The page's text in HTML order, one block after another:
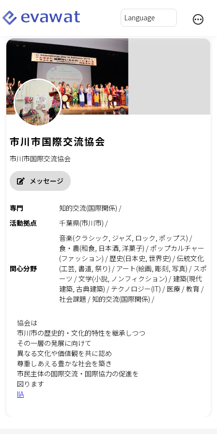
市川市国際交流協会
市川市国際交流協会
メッセージ
専門
知的交流(国際関係) /
活動拠点
千葉県(市川市) /
関心分野
音楽(クラシック, ジャズ, ロック, ポップス) /
食・農(和食, 日本酒, 洋菓子) / ポップカルチャー
(ファッション) / 歴史(日本史, 世界史) / 伝統文化
(工芸, 書道, 祭り) / アート(絵画, 彫刻, 写真) / スポ
ーツ / 文学(小説, ノンフィクション) / 建築(現代
建築, 古典建築) / テクノロジー(IT) / 医療 / 教育 /
社会課題 / 知的交流(国際関係) /
協会は
市川市の歴史的・文化的特性を継承しつつ
その一層の発展に向けて
異なる文化や価値観を共に認め
尊重しあえる豊かな社会を築き
市民主体の国際交流・国際協力の促進を
図ります
IIA